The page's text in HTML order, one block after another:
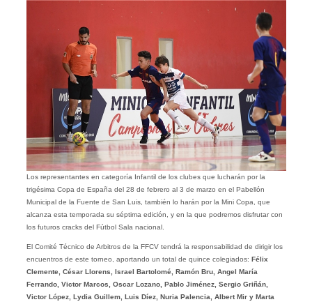
Los representantes en categoría Infantil de los clubes que lucharán por la
trigésima Copa de España del 28 de febrero al 3 de marzo en el Pabellón
Municipal de la Fuente de San Luis, también lo harán por la Mini Copa, que
alcanza esta temporada su séptima edición, y en la que podremos disfrutar con
los futuros cracks del Fútbol Sala nacional.
El Comité Técnico de Arbitros de la FFCV tendrá la responsabilidad de dirigir los
encuentros de este torneo, aportando un total de quince colegiados: Félix
Clemente, César Llorens, Israel Bartolomé, Ramón Bru, Angel María
Ferrando, Victor Marcos, Oscar Lozano, Pablo Jiménez, Sergio Griñán,
Victor López, Lydia Guillem, Luis Díez, Nuria Palencia, Albert Mir y Marta